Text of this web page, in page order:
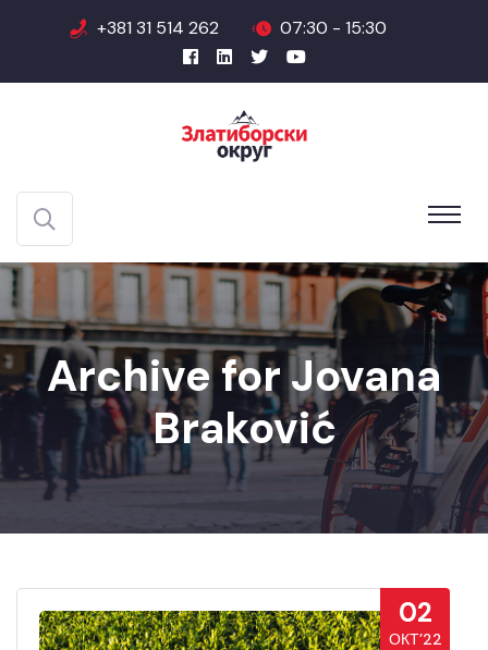
+381 31 514 262 07:30 - 15:30
Archive for Jovana
Braković
02
ОКТ’22